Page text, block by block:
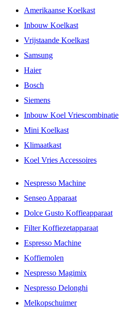
Amerikaanse Koelkast
Inbouw Koelkast
Vrijstaande Koelkast
Samsung
Haier
Bosch
Siemens
Inbouw Koel Vriescombinatie
Mini Koelkast
Klimaatkast
Koel Vries Accessoires
Nespresso Machine
Senseo Apparaat
Dolce Gusto Koffieapparaat
Filter Koffiezetapparaat
Espresso Machine
Koffiemolen
Nespresso Magimix
Nespresso Delonghi
Melkopschuimer